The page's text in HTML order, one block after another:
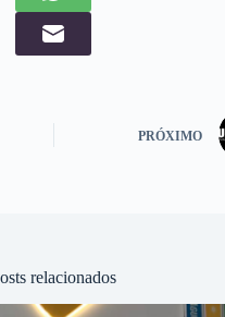
PRÓXIMO
relacionados